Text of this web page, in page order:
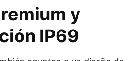
y
IP69